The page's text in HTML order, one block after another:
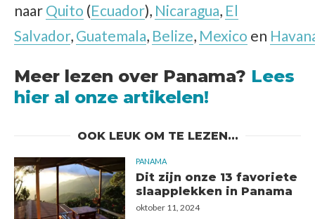
naar Quito (Ecuador), Nicaragua, El
Salvador, Guatemala, Belize, Mexico en
Meer lezen over Panama? Lees
hier al onze artikelen!
OOK LEUK OM TE LEZEN...
PANAMA
Dit zijn onze 13 favoriete
slaapplekken in Panama
oktober 11, 2024